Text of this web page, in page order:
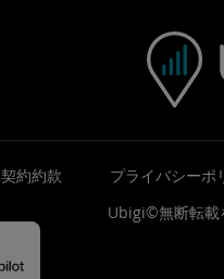
契約約款 プライバシーポ
Ubigi©無断転載